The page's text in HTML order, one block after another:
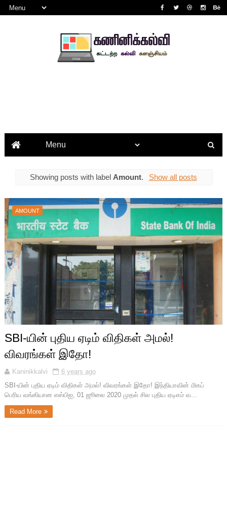
Showing posts with label Amount. Show all posts
AMOUNT
SBI-யின் புதிய ஏடிம் விதிகள் அமல்!
விவரங்கள் இதோ!
Kaninikkalvi
6 years ago
SBI-யின் புதிய ஏடிம் விதிகள் அமல்! விவரங்கள் இதோ! இந்தியாவின் மிகப்
பெரிய வங்கியான எஸ்பிஐ, 01 ஜூலை 2020 முதல் சில புதிய ஏடிஎம் வ...
Read More